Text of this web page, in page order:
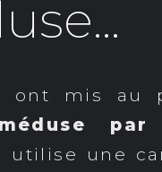
ont mis au
par
utilise une